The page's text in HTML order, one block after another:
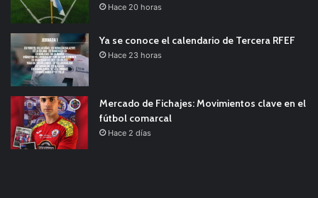
Hace 20 horas
Ya se conoce el calendario de Tercera RFEF
Hace 23 horas
Mercado de Fichajes: Movimientos clave en el
fútbol comarcal
Hace 2 días